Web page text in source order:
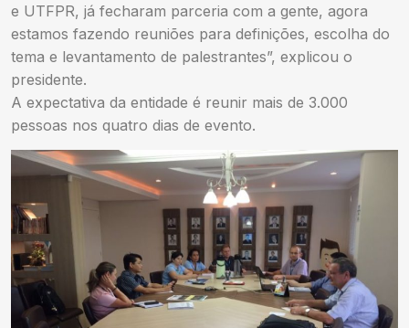
e UTFPR, já fecharam parceria com a gente, agora
estamos fazendo reuniões para definições, escolha do
tema e levantamento de palestrantes”, explicou o
presidente.
A expectativa da entidade é reunir mais de 3.000
pessoas nos quatro dias de evento.